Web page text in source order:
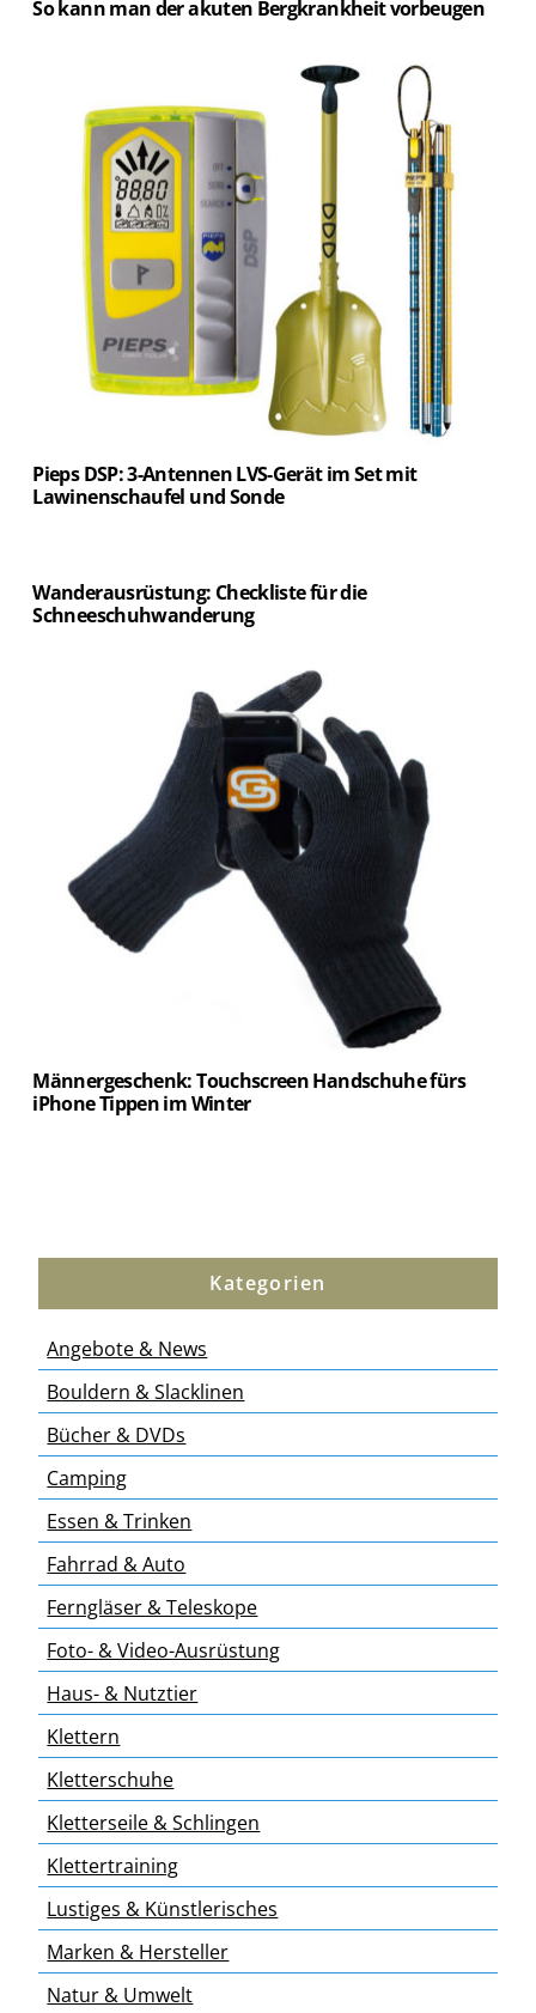
So kann man der akuten Bergkrankheit vorbeugen
Pieps DSP: 3-Antennen LVS-Gerät im Set mit
Lawinenschaufel und Sonde
Wanderausrüstung: Checkliste für die
Schneeschuhwanderung
Männergeschenk: Touchscreen Handschuhe fürs
iPhone Tippen im Winter
Kategorien
Angebote & News
Bouldern & Slacklinen
Bücher & DVDs
Camping
Essen & Trinken
Fahrrad & Auto
Ferngläser & Teleskope
Foto- & Video-Ausrüstung
Haus- & Nutztier
Klettern
Kletterschuhe
Kletterseile & Schlingen
Klettertraining
Lustiges & Künstlerisches
Marken & Hersteller
Natur & Umwelt